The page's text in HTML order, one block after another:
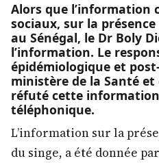
Alors que l’information
sociaux, sur la
au Sénégal, le Dr Boly
l’information. Le
épidémiologique et
ministère de la Santé et
réfuté cette
téléphonique.
L’information sur la
du singe, a été donnée